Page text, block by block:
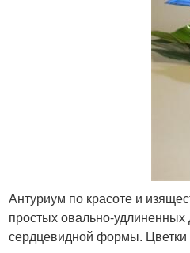
Антуриум по красоте и
простых овально-
сердцевидной формы. Цветки